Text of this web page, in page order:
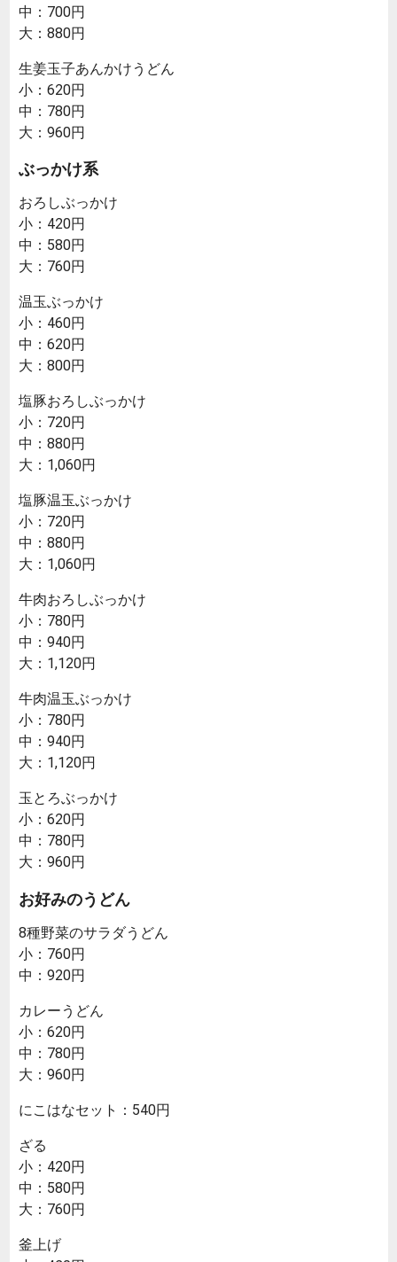
中：700円
大：880円
生姜玉子あんかけうどん
小：620円
中：780円
大：960円
ぶっかけ系
おろしぶっかけ
小：420円
中：580円
大：760円
温玉ぶっかけ
小：460円
中：620円
大：800円
塩豚おろしぶっかけ
小：720円
中：880円
大：1,060円
塩豚温玉ぶっかけ
小：720円
中：880円
大：1,060円
牛肉おろしぶっかけ
小：780円
中：940円
大：1,120円
牛肉温玉ぶっかけ
小：780円
中：940円
大：1,120円
玉とろぶっかけ
小：620円
中：780円
大：960円
お好みのうどん
8種野菜のサラダうどん
小：760円
中：920円
カレーうどん
小：620円
中：780円
大：960円
にこはなセット：540円
ざる
小：420円
中：580円
大：760円
釜上げ